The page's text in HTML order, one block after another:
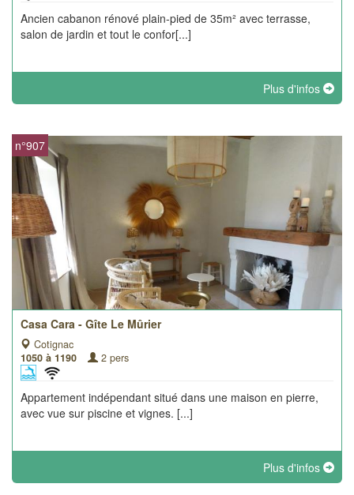
Ancien cabanon rénové plain-pied de 35m² avec terrasse,
salon de jardin et tout le confor[...]
Plus d'infos
Casa Cara - Gîte Le Mûrier
Cotignac
1050 à 1190
2 pers
Appartement indépendant situé dans une maison en pierre,
avec vue sur piscine et vignes. [...]
Plus d'infos
n°907